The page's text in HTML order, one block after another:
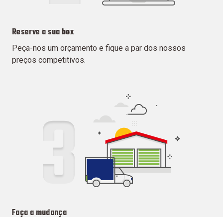
Reserve a sua box
Peça-nos um orçamento e fique a par dos nossos
preços competitivos.
Faça a mudança